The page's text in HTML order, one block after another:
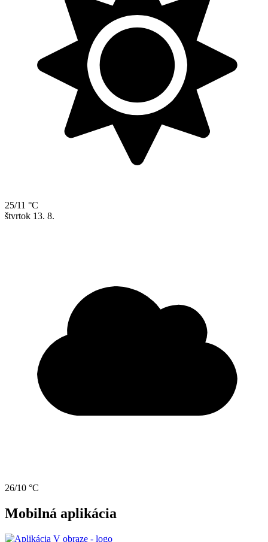
25/11 °C
štvrtok 13. 8.
26/10 °C
Mobilná aplikácia